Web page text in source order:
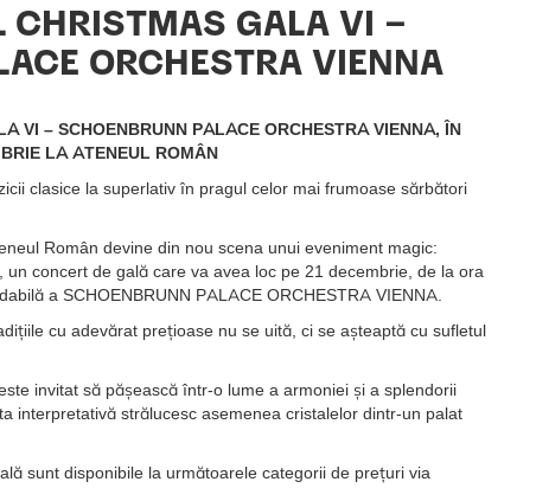
CHRISTMAS GALA VI –
ORCHESTRA VIENNA
VI – SCHOENBRUNN PALACE ORCHESTRA VIENNA, ÎN
LA ATENEUL ROMÂN
clasice la superlativ în pragul celor mai frumoase sărbători
Român devine din nou scena unui eveniment magic:
concert de gală care va avea loc pe 21 decembrie, de la ora
a SCHOENBRUNN PALACE ORCHESTRA VIENNA.
cu adevărat prețioase nu se uită, ci se așteaptă cu sufletul
invitat să pășească într-o lume a armoniei și a splendorii
interpretativă strălucesc asemenea cristalelor dintr-un palat
sunt disponibile la următoarele categorii de prețuri via